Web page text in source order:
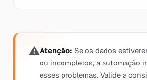
Atenção: Se os dados
ou incompletos, a automação
esses problemas. Valide a